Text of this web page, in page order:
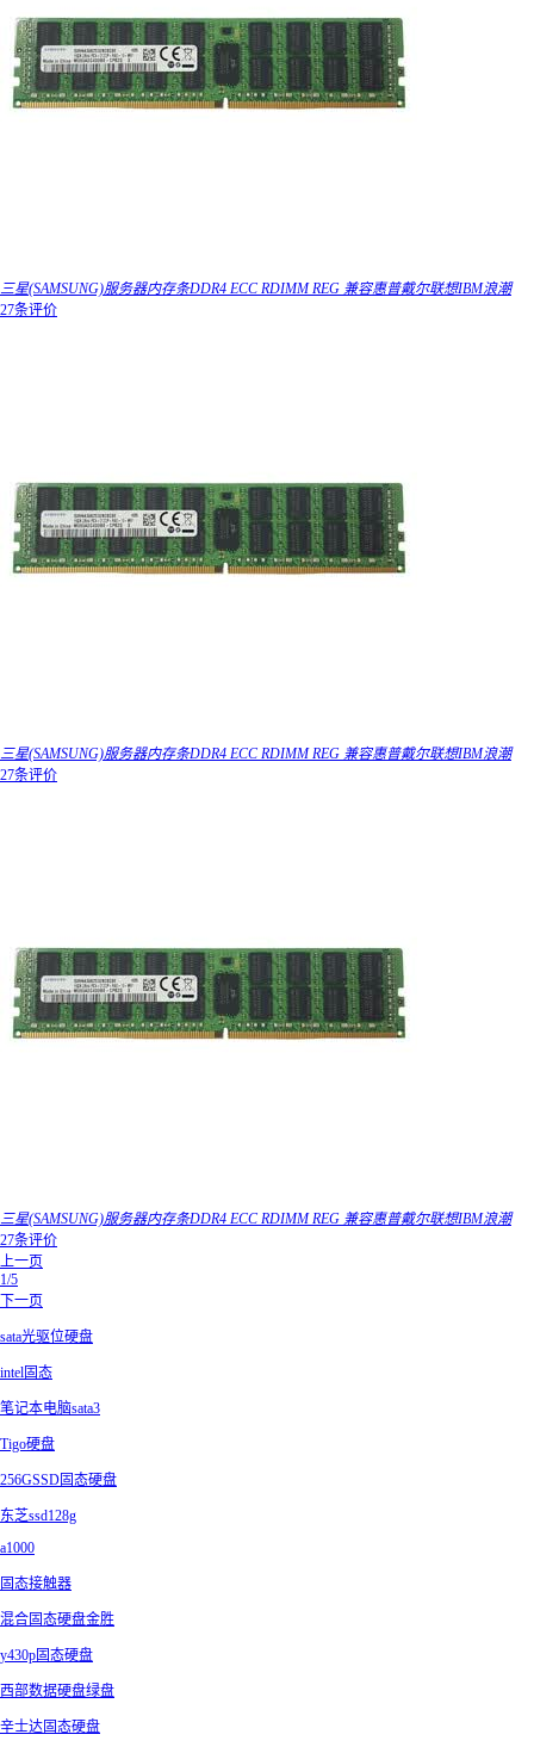
三星(SAMSUNG)服务器内存条DDR4 ECC RDIMM REG 兼容惠普戴尔联想IBM浪潮
27条评价
三星(SAMSUNG)服务器内存条DDR4 ECC RDIMM REG 兼容惠普戴尔联想IBM浪潮
27条评价
三星(SAMSUNG)服务器内存条DDR4 ECC RDIMM REG 兼容惠普戴尔联想IBM浪潮
27条评价
上一页
1/5
下一页
sata光驱位硬盘
intel固态
笔记本电脑sata3
Tigo硬盘
256GSSD固态硬盘
东芝ssd128g
a1000
固态接触器
混合固态硬盘金胜
y430p固态硬盘
西部数据硬盘绿盘
辛士达固态硬盘